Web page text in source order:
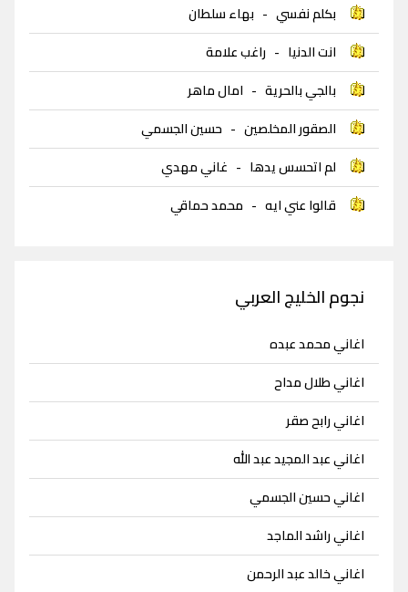
بكلم نفسي - بهاء سلطان
انت الدنيا - راغب علامة
بالجي بالحرية - امال ماهر
الصقور المخلصين - حسين الجسمي
لم اتحسس يدها - غاني مهدي
قالوا عني ايه - محمد حماقي
نجوم الخليج العربي
اغاني محمد عبده
اغاني طلال مداح
اغاني رابح صقر
اغاني عبد المجيد عبد الله
اغاني حسين الجسمي
اغاني راشد الماجد
اغاني خالد عبد الرحمن